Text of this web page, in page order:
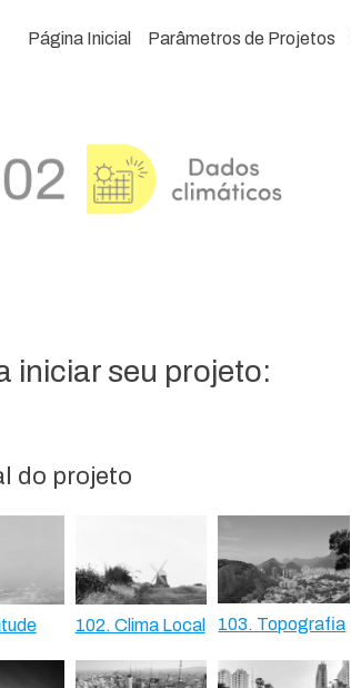
Página Inicial Parâmetros de Projetos
iniciar seu projeto:
do projeto
102. Clima Local 103. Topografia